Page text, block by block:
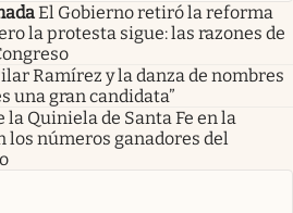
El Gobierno retiró la reforma
la protesta sigue: las razones de
Ramírez y la danza de nombres
una gran candidata”
la Quiniela de Santa Fe en la
los números ganadores del